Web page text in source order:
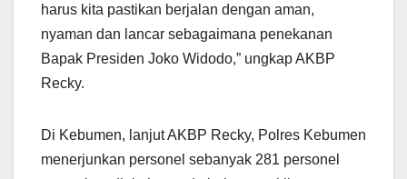
harus kita pastikan berjalan dengan aman,
nyaman dan lancar sebagaimana penekanan
Bapak Presiden Joko Widodo,” ungkap AKBP
Recky.
Di Kebumen, lanjut AKBP Recky, Polres Kebumen
menerjunkan personel sebanyak 281 personel